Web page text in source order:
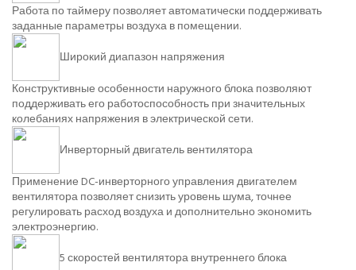
Работа по таймеру позволяет автоматически поддерживать
заданные параметры воздуха в помещении.
Широкий диапазон напряжения
Конструктивные особенности наружного блока позволяют
поддерживать его работоспособность при значительных
колебаниях напряжения в электрической сети.
Инверторный двигатель вентилятора
Применение DC-инверторного управления двигателем
вентилятора позволяет снизить уровень шума, точнее
регулировать расход воздуха и дополнительно экономить
электроэнергию.
5 скоростей вентилятора внутреннего блока